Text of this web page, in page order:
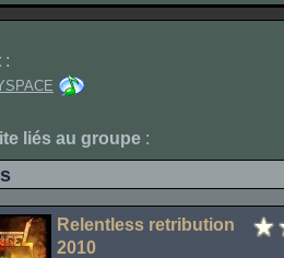
:
liés au groupe :
Relentless retribution
2010